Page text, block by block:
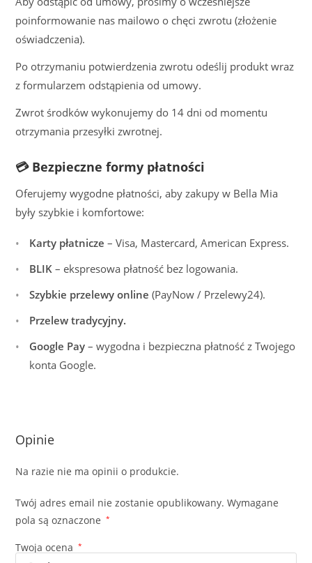
poinformowanie nas mailowo o chęci zwrotu (złożenie
oświadczenia).
Po otrzymaniu potwierdzenia zwrotu odeślij produkt wraz
z formularzem odstąpienia od umowy.
Zwrot środków wykonujemy do 14 dni od momentu
otrzymania przesyłki zwrotnej.
💳 Bezpieczne formy płatności
Oferujemy wygodne płatności, aby zakupy w Bella Mia
były szybkie i komfortowe:
Karty płatnicze – Visa, Mastercard, American Express.
BLIK – ekspresowa płatność bez logowania.
Szybkie przelewy online (PayNow / Przelewy24).
Przelew tradycyjny.
Google Pay – wygodna i bezpieczna płatność z Twojego
konta Google.
Opinie
Na razie nie ma opinii o produkcie.
Twój adres email nie zostanie opublikowany. Wymagane
pola są oznaczone
*
Twoja ocena *